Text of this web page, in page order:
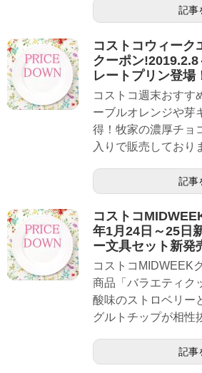
記事
コストコウィーク
クーポン
レートプリン登場
コストコ週末おすす
ーブルオレンジや芽
得！牧家の濃厚チョ
入りで販売しており
記事
コストコ
年1月24日～25日
ー文具セット新発
コストコMIDWEEK
商品「バラエティク
酸味のストロベリー
グルトチップが相性
記事